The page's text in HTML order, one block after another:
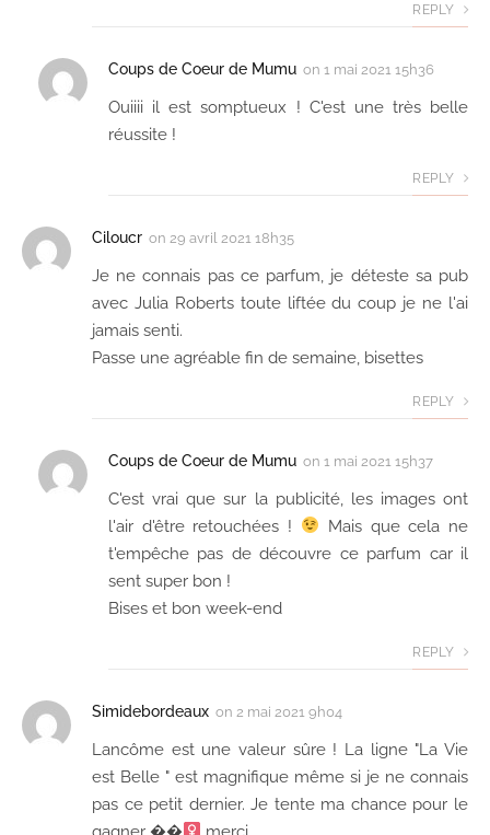
REPLY
Coups de Coeur de Mumu on 1 mai 2021 15h36
Ouiiii il est somptueux ! C'est une très belle
réussite !
REPLY
Ciloucr on 29 avril 2021 18h35
Je ne connais pas ce parfum, je déteste sa pub
avec Julia Roberts toute liftée du coup je ne l'ai
jamais senti.
Passe une agréable fin de semaine, bisettes
REPLY
Coups de Coeur de Mumu on 1 mai 2021 15h37
C'est vrai que sur la publicité, les images ont
l'air d'être retouchées !
Mais que cela ne
t'empêche pas de découvre ce parfum car il
sent super bon !
Bises et bon week-end
REPLY
Simidebordeaux on 2 mai 2021 9h04
Lancôme est une valeur sûre ! La ligne "La Vie
est Belle " est magnifique même si je ne connais
pas ce petit dernier. Je tente ma chance pour le